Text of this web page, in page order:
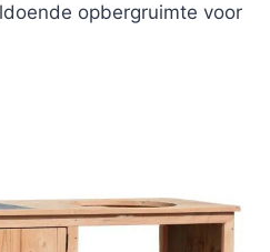
opbergruimte voor